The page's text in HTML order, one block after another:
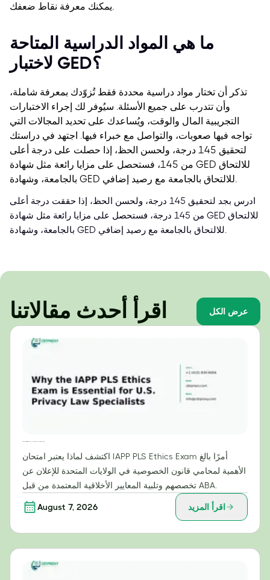
يمكنك معرفة نقاط ضعفك.
ما هي المواد الدراسية المتاحة
لاختبار GED؟
تذكر أن تختار مواد دراسية محددة فقط تُزوّدك بمعرفة شاملة،
وأن تتدرب على جميع الأسئلة. سيُوفر لك إجراء الاختبارات
التجريبية المال والوقت، ويُساعدك على تحديد المجالات التي
تواجه فيها صعوبات، والتواصل مع خبراء فيها. اجتهد في دراستك
لتحقيق 145 درجة، ولحسن الحظ، إذا حصلت على درجة أعلى
من 145، فستحصل على مزايا رائعة مثل شهادة GED للالتحاق
بالجامعة، وشهادة GED للالتحاق بالجامعة مع رصيد إضافي.
ادرس بجد لتحقيق 145 درجة، ولحسن الحظ، إذا حققت درجة أعلى
من 145 درجة، فستحصل على مزايا رائعة مثل شهادة GED للالتحاق
بالجامعة، وشهادة GED للالتحاق بالجامعة مع رصيد إضافي.
اقرأ أحدث مقالاتنا عرض الكل
اكتشف لماذا يعتبر امتحان IAPP PLS Ethics Exam أمرًا بالغ
الأهمية لمحامي قانون الخصوصية في الولايات المتحدة للإعلان عن
تخصصهم وتلبية المعايير الأخلاقية المعتمدة من قبل ABA.
August 7, 2026 اقرأ المزيد